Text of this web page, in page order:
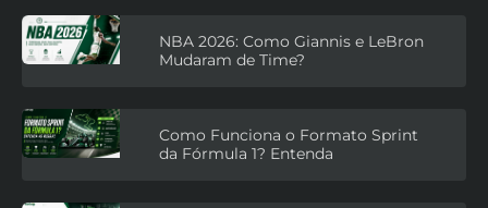
NBA 2026: Como Giannis e LeBron
Mudaram de Time?
Como Funciona o Formato Sprint
da Fórmula 1? Entenda